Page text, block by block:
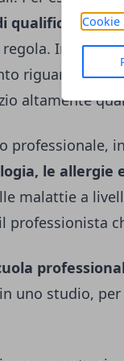
Cookie
qualifica
Infatti, è
riguarda
altamente
professionale,
le allergie
malattie a
professionista
uno studio,